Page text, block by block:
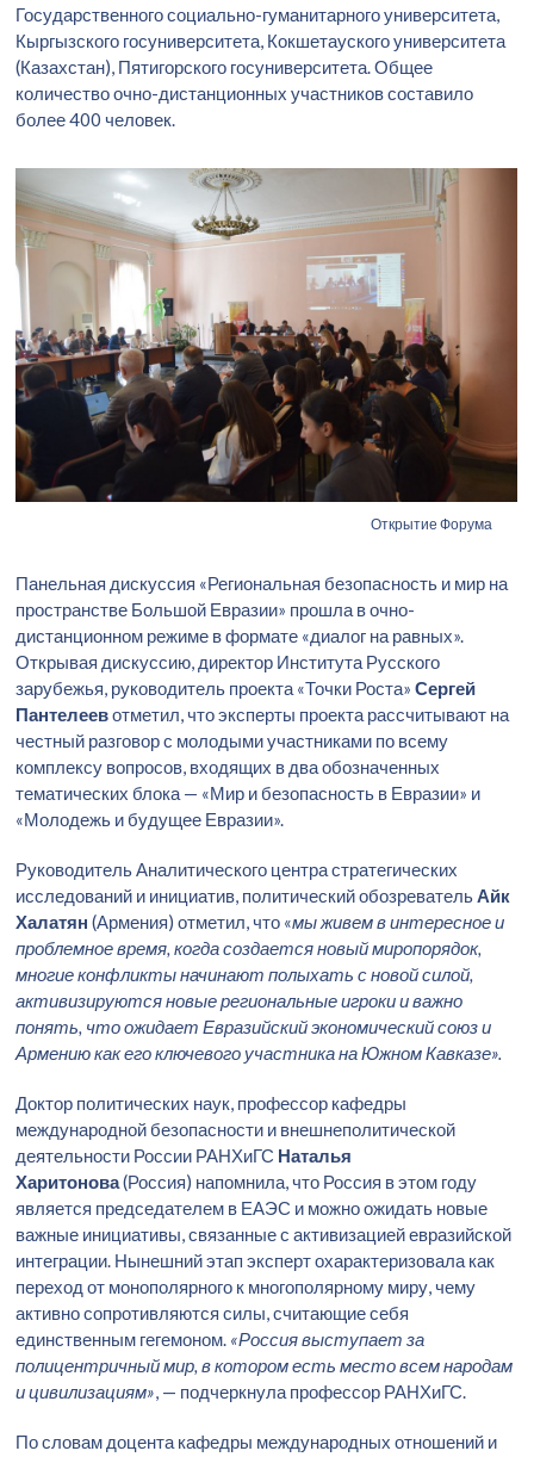
Государственного социально-гуманитарного университета,
Кыргызского госуниверситета, Кокшетауского университета
(Казахстан), Пятигорского госуниверситета. Общее
количество очно-дистанционных участников составило
более 400 человек.
Открытие Форума
Панельная дискуссия «Региональная безопасность и мир на
пространстве Большой Евразии» прошла в очно-
дистанционном режиме в формате «диалог на равных».
Открывая дискуссию, директор Института Русского
зарубежья, руководитель проекта «Точки Роста»Сергей
Пантелеевотметил, что эксперты проекта рассчитывают на
честный разговор с молодыми участниками по всему
комплексу вопросов, входящих в два обозначенных
тематических блока — «Мир и безопасность в Евразии» и
«Молодежь и будущее Евразии».
Руководитель Аналитического центра стратегических
исследований и инициатив, политический обозревательАйк
Халатян (Армения) отметил, что «мы живем в интересное и
проблемное время, когда создается новый миропорядок,
многие конфликты начинают полыхать с новой силой,
активизируются новые региональные игроки и важно
понять, что ожидает Евразийский экономический союз и
Армению как его ключевого участника на Южном Кавказе».
Доктор политических наук, профессор кафедры
международной безопасности и внешнеполитической
деятельности России РАНХиГС Наталья
Харитонова(Россия) напомнила, что Россия в этом году
является председателем в ЕАЭС и можно ожидать новые
важные инициативы, связанные с активизацией евразийской
интеграции. Нынешний этап эксперт охарактеризовала как
переход от монополярного к многополярному миру, чему
активно сопротивляются силы, считающие себя
единственным гегемоном. «Россия выступает за
полицентричный мир, в котором есть место всем народам
и цивилизациям», — подчеркнула профессор РАНХиГС.
По словам доцента кафедры международных отношений и